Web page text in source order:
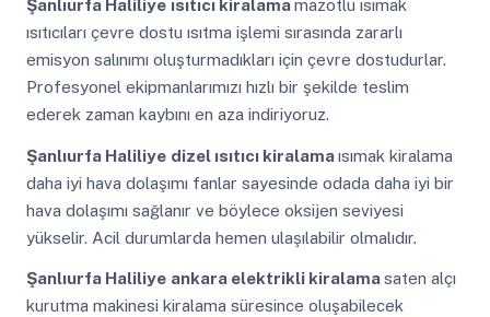
Şanlıurfa Haliliye ısıtıcı kiralamamazotlu ısımak
ısıtıcıları çevre dostu ısıtma işlemi sırasında zararlı
emisyon salınımı oluşturmadıkları için çevre dostudurlar.
Profesyonel ekipmanlarımızı hızlı bir şekilde teslim
ederek zaman kaybını en aza indiriyoruz.
Şanlıurfa Haliliye dizel ısıtıcı kiralamaısımak kiralama
daha iyi hava dolaşımı fanlar sayesinde odada daha iyi bir
hava dolaşımı sağlanır ve böylece oksijen seviyesi
yükselir. Acil durumlarda hemen ulaşılabilir olmalıdır.
Şanlıurfa Haliliye ankara elektrikli kiralamasaten alçı
kurutma makinesi kiralama süresince oluşabilecek